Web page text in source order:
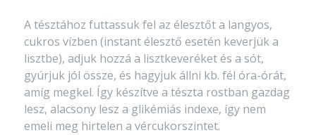
A tésztához futtassuk fel az élesztőt a langyos,
cukros vízben (instant élesztő esetén keverjük a
lisztbe), adjuk hozzá a lisztkeveréket és a sót,
gyúrjuk jól össze, és hagyjuk állni kb. fél óra-órát,
amíg megkel. Így készítve a tészta rostban gazdag
lesz, alacsony lesz a glikémiás indexe, így nem
emeli meg hirtelen a vércukorszintet.